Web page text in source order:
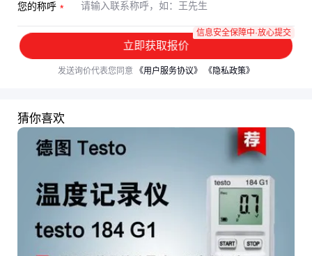
您的称呼
立即获取报价
信息安全保障中·放心提交
发送询价代表您同意 《用户服务协议》 《隐私政策》
猜你喜欢